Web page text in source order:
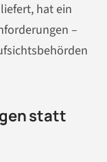
hat ein
–
statt